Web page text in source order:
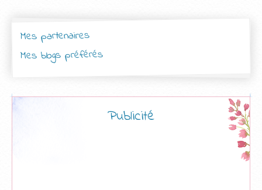
Mes partenaires
Mes blogs préférés
Publicité